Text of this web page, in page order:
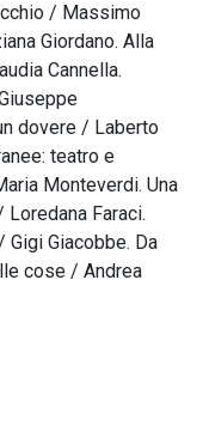
/ Massimo
Giordano. Alla
Cannella.
dovere / Laberto
teatro e
Monteverdi. Una
Faraci.
Giacobbe. Da
cose / Andrea